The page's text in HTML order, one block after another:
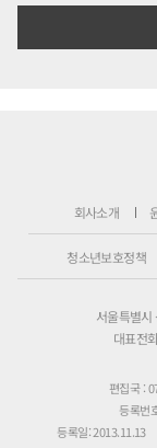
회사소개
청소년보호정책
서울특별
대표전
편집국 :
등록번
등록일: 2013.11.13